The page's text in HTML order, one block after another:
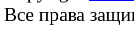
Все права